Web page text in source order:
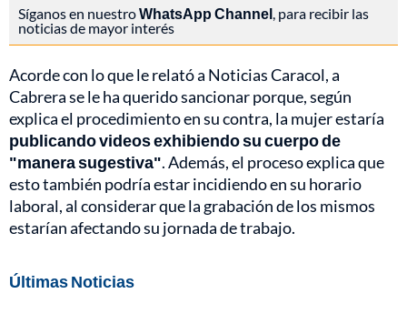
Síganos en nuestroWhatsApp Channel , para recibir las
noticias de mayor interés
Acorde con lo que le relató a Noticias Caracol, a
Cabrera se le ha querido sancionar porque, según
explica el procedimiento en su contra, la mujer estaría
publicando videos exhibiendo su cuerpo de
"manera sugestiva". Además, el proceso explica que
esto también podría estar incidiendo en su horario
laboral, al considerar que la grabación de los mismos
estarían afectando su jornada de trabajo.
Últimas Noticias